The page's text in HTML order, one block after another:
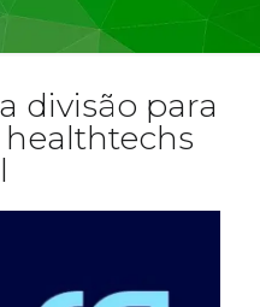
divisão para